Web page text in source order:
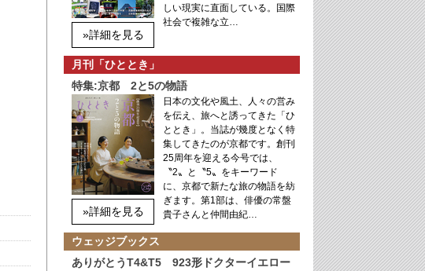
»詳細を見る
しい現実に直面している。国際
社会で複雑な立…
月刊「ひととき」
特集:京都 2と5の物語
»詳細を見る
日本の文化や風土、人々の営み
を伝え、旅へと誘ってきた「ひ
ととき」。当誌が幾度となく特
集してきたのが京都です。創刊
25周年を迎える今号では、
〝2〟と〝5〟をキーワード
に、京都で新たな旅の物語を紡
ぎます。第1部は、俳優の常盤
貴子さんと仲間由紀…
ウェッジブックス
ありがとうT4&T5 923形ドクターイエロー